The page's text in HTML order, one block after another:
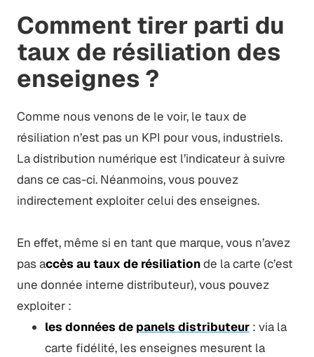
Comment tirer parti du
taux de résiliation des
enseignes ?
Comme nous venons de le voir, le taux de
résiliation n’est pas un KPI pour vous, industriels.
La distribution numérique est l’indicateur à suivre
dans ce cas-ci. Néanmoins, vous pouvez
indirectement exploiter celui des enseignes.
En effet, même si en tant que marque, vous n’avez
pas accès au taux de résiliationde la carte (c’est
une donnée interne distributeur), vous pouvez
exploiter :
les données de panels distributeur: via la
carte fidélité, les enseignes mesurent la